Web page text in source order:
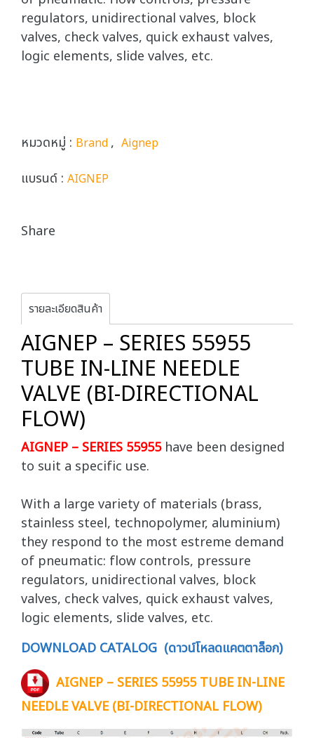
regulators, unidirectional valves, block
valves, check valves, quick exhaust valves,
logic elements, slide valves, etc.
หมวดหมู่ : Brand, Aignep
แบรนด์ : AIGNEP
Share
รายละเอียดสินค้า
AIGNEP – SERIES 55955
TUBE IN-LINE NEEDLE
VALVE (BI-DIRECTIONAL
FLOW)
AIGNEP – SERIES 55955 have been designed
to suit a specific use.
With a large variety of materials (brass,
stainless steel, technopolymer, aluminium)
they respond to the most estreme demand
of pneumatic: flow controls, pressure
regulators, unidirectional valves, block
valves, check valves, quick exhaust valves,
logic elements, slide valves, etc.
DOWNLOAD CATALOG (ดาวน์โหลดแคตตาล็อก)
AIGNEP – SERIES 55955 TUBE IN-LINE
NEEDLE VALVE (BI-DIRECTIONAL FLOW)